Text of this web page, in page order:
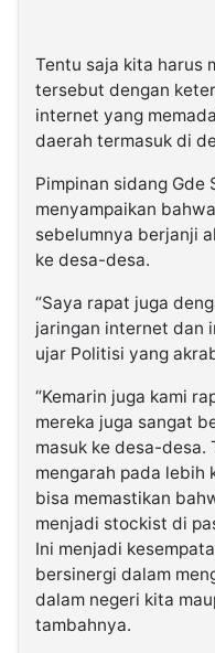
Tentu saja kita harus
tersebut dengan
internet yang
daerah termasuk di
Pimpinan sidang Gde
menyampaikan
sebelumnya berjanji
ke desa-desa.
“Saya rapat juga
jaringan internet dan
ujar Politisi yang
“Kemarin juga kami
mereka juga sangat
masuk ke desa-desa.
mengarah pada lebih
bisa memastikan
menjadi stockist di
Ini menjadi
bersinergi dalam
dalam negeri kita
tambahnya.